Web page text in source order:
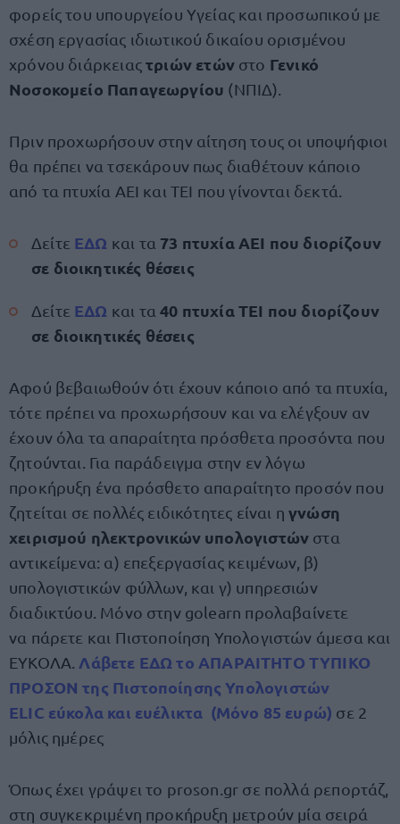
φορείς του υπουργείου Υγείας και προσωπικού με
σχέση εργασίας ιδιωτικού δικαίου ορισμένου
χρόνου διάρκειαςτριών ετώνστο Γενικό
Νοσοκομείο Παπαγεωργίου (ΝΠΙΔ).
Πριν προχωρήσουν στην αίτηση τους οι υποψήφιοι
θα πρέπει να τσεκάρουν πως διαθέτουν κάποιο
από τα πτυχία ΑΕΙ και ΤΕΙ που γίνονται δεκτά.
Δείτε ΕΔΩ και τα 73 πτυχία ΑΕΙ που διορίζουν
σε διοικητικές θέσεις
Δείτε ΕΔΩ και τα40 πτυχία ΤΕΙ που διορίζουν
σε διοικητικές θέσεις
Αφού βεβαιωθούν ότι έχουν κάποιο από τα πτυχία,
τότε πρέπει να προχωρήσουν και να ελέγξουν αν
έχουν όλα τα απαραίτητα πρόσθετα προσόντα που
ζητούνται. Για παράδειγμα στην εν λόγω
προκήρυξη ένα πρόσθετο απαραίτητο προσόν που
ζητείται σε πολλές ειδικότητες είναι ηγνώση
χειρισμού ηλεκτρονικών υπολογιστών στα
αντικείμενα: α) επεξεργασίας κειμένων, β)
υπολογιστικών φύλλων, και γ) υπηρεσιών
διαδικτύου. Μόνο στην golearn προλαβαίνετε
να πάρετε και Πιστοποίηση Υπολογιστών άμεσα και
ΕΥΚΟΛΑ. Λάβετε ΕΔΩ το ΑΠΑΡΑΙΤΗΤΟ ΤΥΠΙΚΟ
ΠΡΟΣΟΝ της Πιστοποίησης Υπολογιστών
ELIC εύκολα και ευέλικτα (Μόνο 85 ευρώ) σε 2
μόλις ημέρες
Όπως έχει γράψει το proson.gr σε πολλά ρεπορτάζ,
στη συγκεκριμένη προκήρυξη μετρούν μία σειρά